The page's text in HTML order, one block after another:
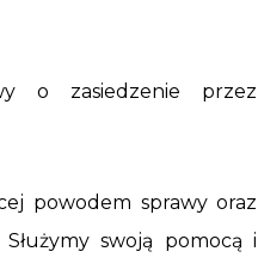
o zasiedzenie przez
powodem sprawy oraz
swoją pomocą i